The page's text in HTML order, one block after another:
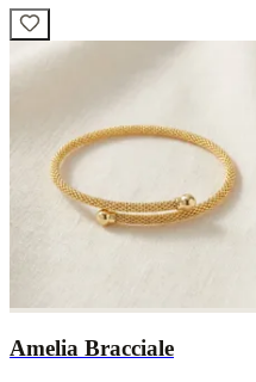
Amelia Bracciale